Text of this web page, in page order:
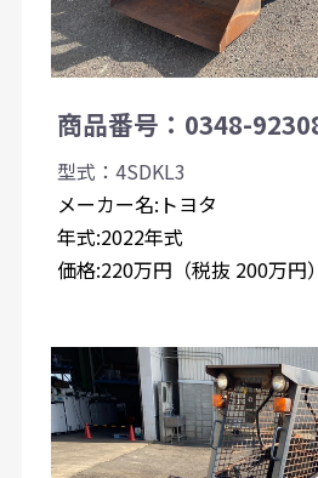
商品番号：0348-
型式：4SDKL3
メーカー名:トヨタ
年式:2022年式
価格:220万円（税抜 200万円）